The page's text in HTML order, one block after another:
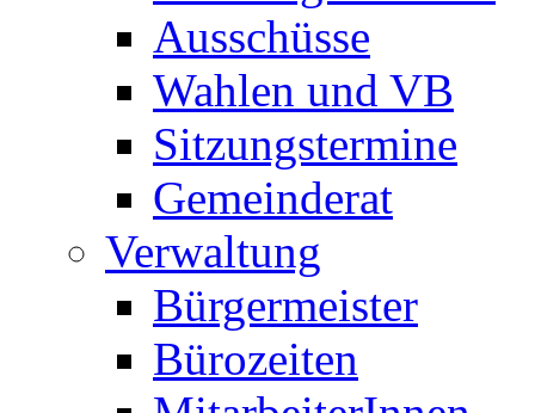
Ausschüsse
Wahlen und VB
Sitzungstermine
Gemeinderat
Verwaltung
Bürgermeister
Bürozeiten